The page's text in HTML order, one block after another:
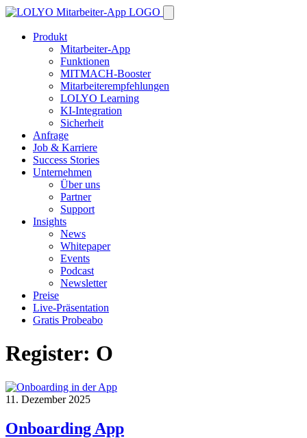
Produkt
Mitarbeiter-App
Funktionen
MITMACH-Booster
Mitarbeiterempfehlungen
LOLYO Learning
KI-Integration
Sicherheit
Anfrage
Job & Karriere
Success Stories
Unternehmen
Über uns
Partner
Support
Insights
News
Whitepaper
Events
Podcast
Newsletter
Preise
Live-Präsentation
Gratis Probeabo
Register: O
11. Dezember 2025
Onboarding App